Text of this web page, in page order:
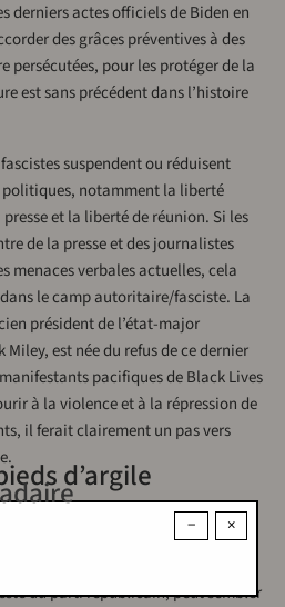
derniers actes officiels de Biden en
des grâces préventives à des
persécutées, pour les protéger de la
est sans précédent dans l’histoire
suspendent ou réduisent
notamment la liberté
et la liberté de réunion. Si les
de la presse et des journalistes
menaces verbales actuelles, cela
le camp autoritaire/fasciste. La
président de l’état-major
est née du refus de ce dernier
pacifiques de Black Lives
à la violence et à la répression de
il ferait clairement un pas vers
d’argile
et star de la télé-réalité devenu
dans une procédure
et finalement réélu,
du parti républicain, peut sembler
×
−